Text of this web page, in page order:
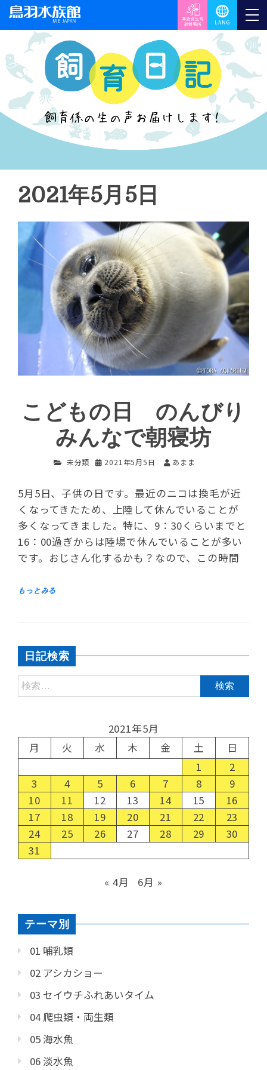
2021年5月5日
こどもの日 のんびり
みんなで朝寝坊
未分類 2021年5月5日 あまま
5月5日、子供の日です。最近のニコは換毛が近
くなってきたため、上陸して休んでいることが
多くなってきました。特に、9：30くらいまでと
16：00過ぎからは陸場で休んでいることが多い
です。おじさん化するかも？なので、この時間
日記検索
2021年5月
月
火 水 木 金 土
日
1
2
3
4 5 6 7 8
9
10
11 12 13 14 15
16
17
18 19 20 21 22
23
24
25 26 27 28 29
30
31
« 4月 6月 »
テーマ別
01 哺乳類
02 アシカショー
03 セイウチふれあいタイム
04 爬虫類・両生類
05 海水魚
06 淡水魚